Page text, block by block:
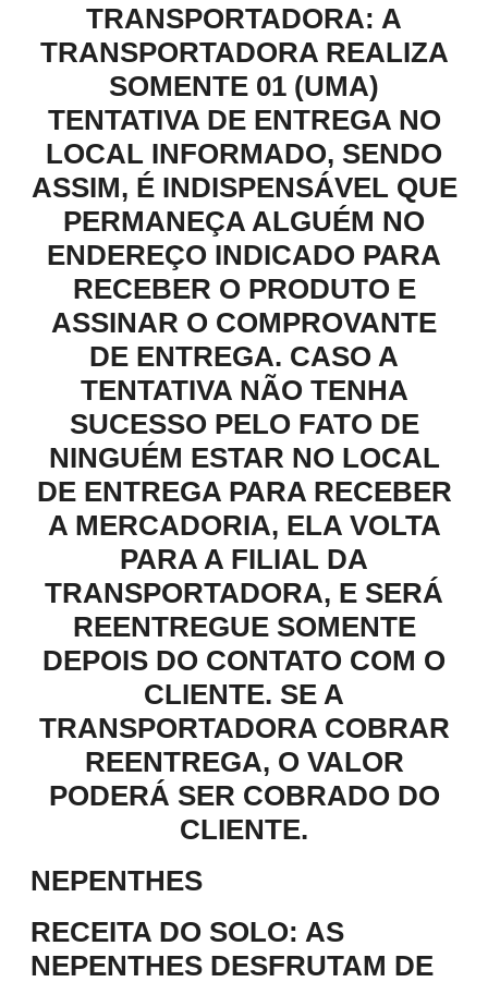
TRANSPORTADORA: A
TRANSPORTADORA REALIZA
SOMENTE 01 (UMA)
TENTATIVA DE ENTREGA NO
LOCAL INFORMADO, SENDO
ASSIM, É INDISPENSÁVEL QUE
PERMANEÇA ALGUÉM NO
ENDEREÇO INDICADO PARA
RECEBER O PRODUTO E
ASSINAR O COMPROVANTE
DE ENTREGA. CASO A
TENTATIVA NÃO TENHA
SUCESSO PELO FATO DE
NINGUÉM ESTAR NO LOCAL
DE ENTREGA PARA RECEBER
A MERCADORIA, ELA VOLTA
PARA A FILIAL DA
TRANSPORTADORA, E SERÁ
REENTREGUE SOMENTE
DEPOIS DO CONTATO COM O
CLIENTE. SE A
TRANSPORTADORA COBRAR
REENTREGA, O VALOR
PODERÁ SER COBRADO DO
CLIENTE.
NEPENTHES
RECEITA DO SOLO: AS
NEPENTHES DESFRUTAM DE